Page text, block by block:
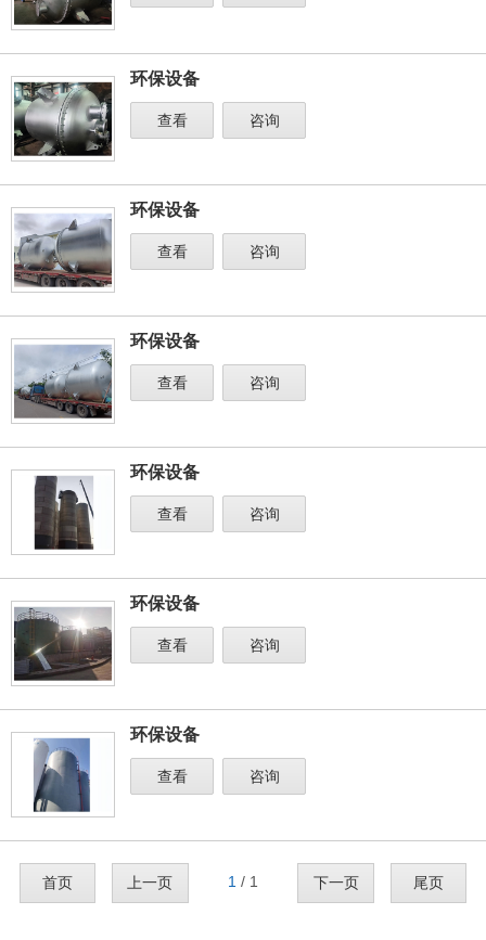
环保设备
查看 咨询
环保设备
查看 咨询
环保设备
查看 咨询
环保设备
查看 咨询
环保设备
查看 咨询
环保设备
查看 咨询
首页 上一页 1 / 1 下一页 尾页